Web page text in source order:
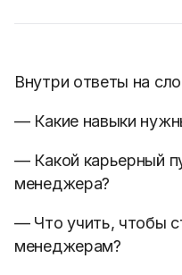
Внутри ответы на
— Какие навыки
— Какой карьерный
менеджера?
— Что учить, чтобы
менеджерам?